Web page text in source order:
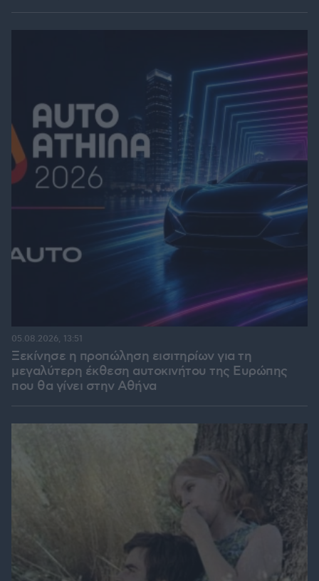
Ξεκίνησε η προπώληση εισιτηρίων για τη
μεγαλύτερη έκθεση αυτοκινήτου της Ευρώπης
που θα γίνει στην Αθήνα
05.08.2026, 13:51